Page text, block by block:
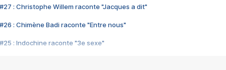
#27 : Christophe Willem raconte "Jacques a dit"
#26 : Chimène Badi raconte "Entre nous"
#25 : Indochine raconte "3e sexe"